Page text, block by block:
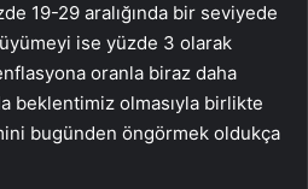
19-29 aralığında bir seviyede
ise yüzde 3 olarak
oranla biraz daha
beklentimiz olmasıyla birlikte
bugünden öngörmek oldukça